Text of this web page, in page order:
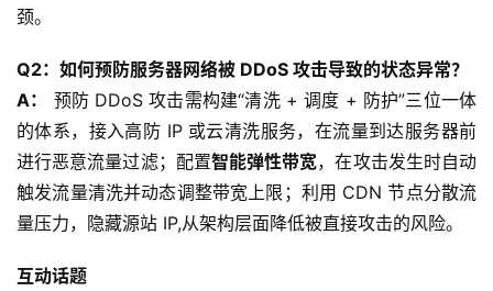
颈。
Q2：如何预防服务器网络被 DDoS 攻击导致的状态异常？
A：
预防 DDoS 攻击需构建“清洗 + 调度 + 防护”三位一体
的体系，接入高防 IP 或云清洗服务，在流量到达服务器前
进行恶意流量过滤；配置智能弹性带宽，在攻击发生时自动
触发流量清洗并动态调整带宽上限；利用 CDN 节点分散流
量压力，隐藏源站 IP,从架构层面降低被直接攻击的风险。
互动话题